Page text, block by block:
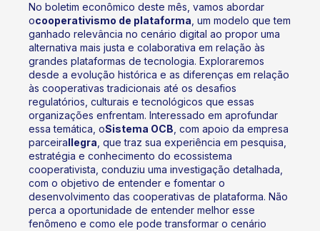
No boletim econômico deste mês, vamos abordar
ocooperativismo de plataforma , um modelo que tem
ganhado relevância no cenário digital ao propor uma
alternativa mais justa e colaborativa em relação às
grandes plataformas de tecnologia. Exploraremos
desde a evolução histórica e as diferenças em relação
às cooperativas tradicionais até os desafios
regulatórios, culturais e tecnológicos que essas
organizações enfrentam. Interessado em aprofundar
essa temática, oSistema OCB , com apoio da empresa
parceiraIlegra , que traz sua experiência em pesquisa,
estratégia e conhecimento do ecossistema
cooperativista, conduziu uma investigação detalhada,
com o objetivo de entender e fomentar o
desenvolvimento das cooperativas de plataforma. Não
perca a oportunidade de entender melhor esse
fenômeno e como ele pode transformar o cenário